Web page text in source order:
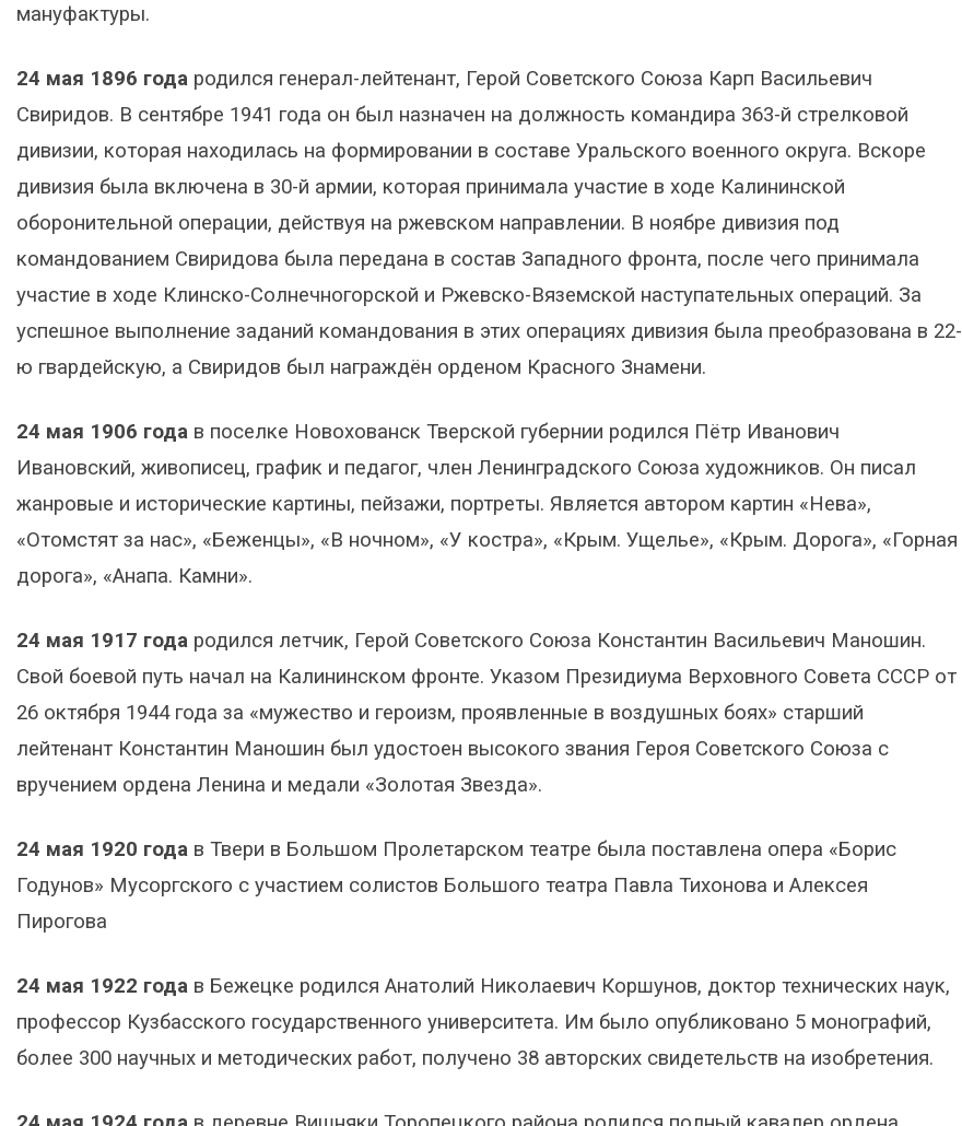
мануфактуры.
24 мая 1896 года родился генерал-лейтенант, Герой Советского Союза Карп Васильевич
Свиридов. В сентябре 1941 года он был назначен на должность командира 363-й стрелковой
дивизии, которая находилась на формировании в составе Уральского военного округа. Вскоре
дивизия была включена в 30-й армии, которая принимала участие в ходе Калининской
оборонительной операции, действуя на ржевском направлении. В ноябре дивизия под
командованием Свиридова была передана в состав Западного фронта, после чего принимала
участие в ходе Клинско-Солнечногорской и Ржевско-Вяземской наступательных операций. За
успешное выполнение заданий командования в этих операциях дивизия была преобразована в 22-
ю гвардейскую, а Свиридов был награждён орденом Красного Знамени.
24 мая 1906 года в поселке Новохованск Тверской губернии родился Пётр Иванович
Ивановский, живописец, график и педагог, член Ленинградского Союза художников. Он писал
жанровые и исторические картины, пейзажи, портреты. Является автором картин «Нева»,
«Отомстят за нас», «Беженцы», «В ночном», «У костра», «Крым. Ущелье», «Крым. Дорога», «Горная
дорога», «Анапа. Камни».
24 мая 1917 года родился летчик, Герой Советского Союза Константин Васильевич Маношин.
Свой боевой путь начал на Калининском фронте. Указом Президиума Верховного Совета СССР от
26 октября 1944 года за «мужество и героизм, проявленные в воздушных боях» старший
лейтенант Константин Маношин был удостоен высокого звания Героя Советского Союза с
вручением ордена Ленина и медали «Золотая Звезда».
24 мая 1920 года в Твери в Большом Пролетарском театре была поставлена опера «Борис
Годунов» Мусоргского с участием солистов Большого театра Павла Тихонова и Алексея
Пирогова
24 мая 1922 года в Бежецке родился Анатолий Николаевич Коршунов, доктор технических наук,
профессор Кузбасского государственного университета. Им было опубликовано 5 монографий,
более 300 научных и методических работ, получено 38 авторских свидетельств на изобретения.